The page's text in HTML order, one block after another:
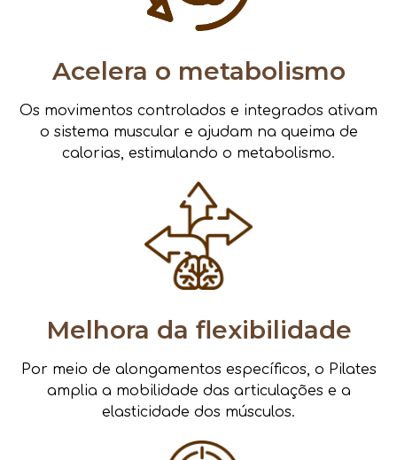
Acelera o metabolismo
Os movimentos controlados e integrados ativam
o sistema muscular e ajudam na queima de
calorias, estimulando o metabolismo.
Melhora da flexibilidade
Por meio de alongamentos específicos, o Pilates
amplia a mobilidade das articulações e a
elasticidade dos músculos.